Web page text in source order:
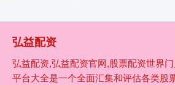
弘益配资
弘益配资,弘益配资官网,股票配资世界
平台大全是一个全面汇集和评估各类股